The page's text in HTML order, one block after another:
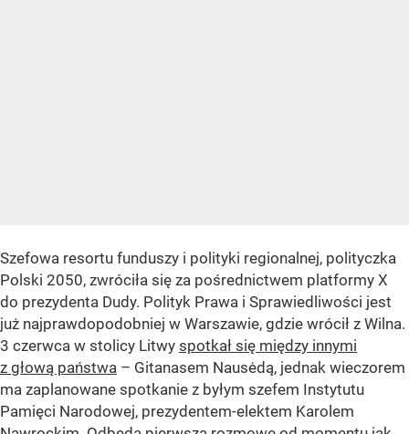
Szefowa resortu funduszy i polityki regionalnej, polityczka
Polski 2050, zwróciła się za pośrednictwem platformy X
do prezydenta Dudy. Polityk Prawa i Sprawiedliwości jest
już najprawdopodobniej w Warszawie, gdzie wrócił z Wilna.
3 czerwca w stolicy Litwy spotkał się między innymi
z głową państwa – Gitanasem Nausėdą, jednak wieczorem
ma zaplanowane spotkanie z byłym szefem Instytutu
Pamięci Narodowej, prezydentem-elektem Karolem